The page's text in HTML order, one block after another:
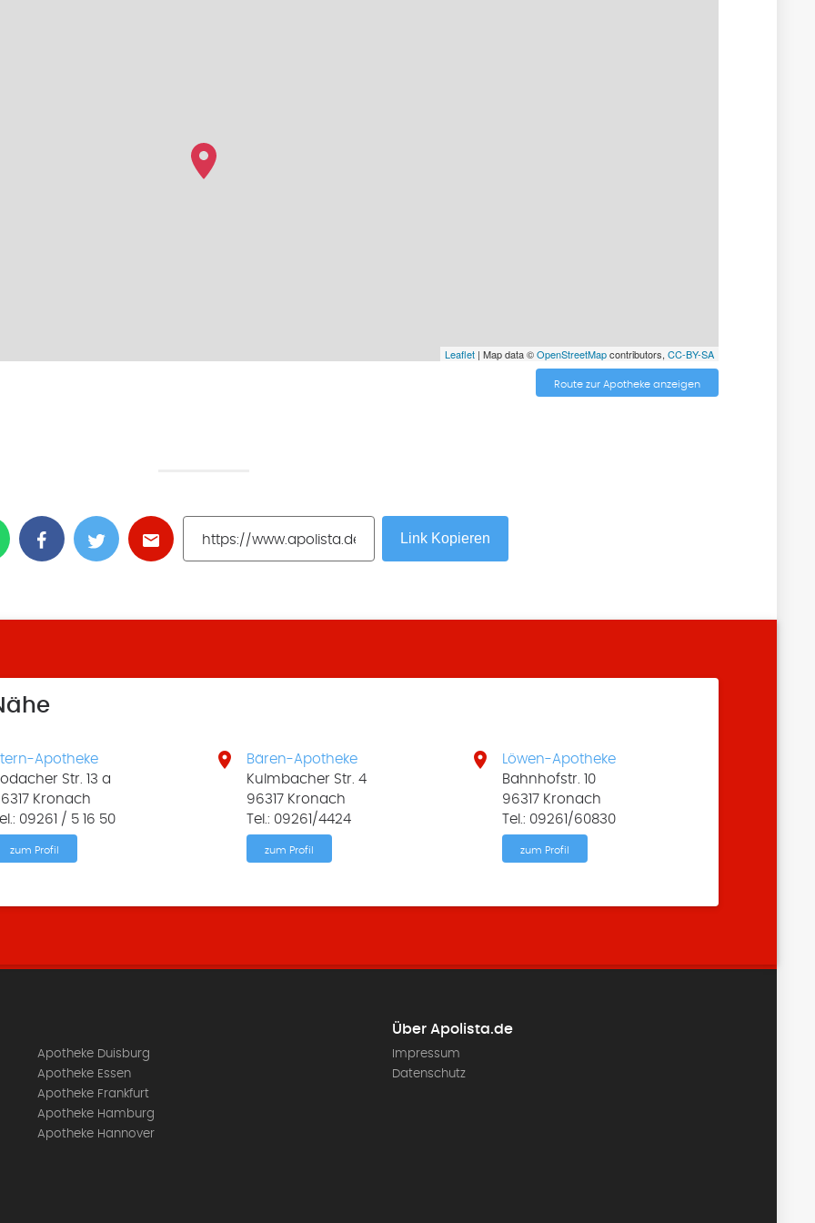
Leaflet| Map data ©OpenStreetMapcontributors, CC-BY-SA
Route zur Apotheke anzeigen
Link Kopieren
Apotheke
Str. 13 a
Kronach
09261 / 5 16 50
zum Profil

Bären-Apotheke
Kulmbacher Str. 4
96317 Kronach
Tel.: 09261/4424
zum Profil

Löwen-Apotheke
Bahnhofstr. 10
96317 Kronach
Tel.: 09261/60830
zum Profil
Apotheke Duisburg
Apotheke Essen
Apotheke Frankfurt
Apotheke Hamburg
Apotheke Hannover
Über Apolista.de
Impressum
Datenschutz